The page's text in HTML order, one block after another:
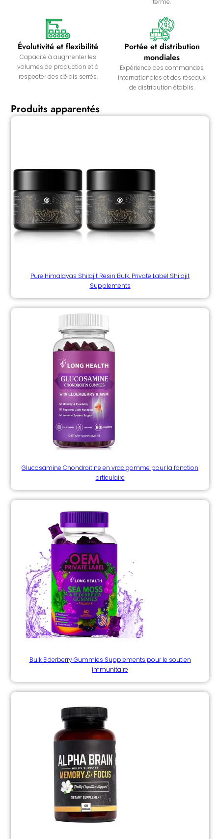
Évolutivité et flexibilité
Capacité à augmenter les
volumes de production et à
respecter des délais serrés.
Portée et distribution
mondiales
Expérience des commandes
internationales et des réseaux
de distribution établis.
Produits apparentés
Pure Himalayas Shilajit Resin Bulk, Private Label Shilajit
Supplements
Glucosamine Chondroïtine en vrac gomme pour la fonction
articulaire
Bulk Elderberry Gummies Supplements pour le soutien
immunitaire